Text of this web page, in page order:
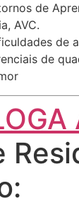
de
AVC.
de
de